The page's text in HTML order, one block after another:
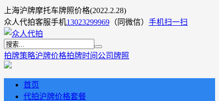
上海沪牌摩托车牌照价格(2022.2.28)
众人代拍客服手机13023299969 （同微信） 手机扫一扫
拍牌策略沪牌价格拍牌时间 公司牌照
首页
代拍沪牌价格套餐